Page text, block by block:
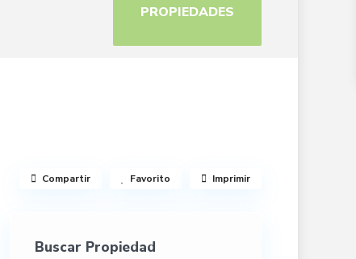
Compartir Favorito Imprimir
Buscar Propiedad